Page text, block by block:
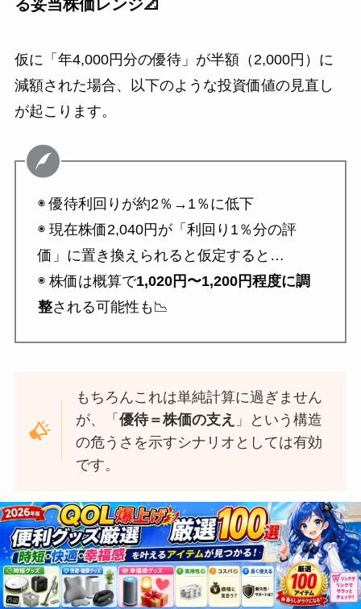
る妥当株価レンジ📐
仮に「年4,000円分の優待」が半額（2,000円）に
減額された場合、以下のような投資価値の見直し
が起こります。
◉ 優待利回りが約2％→1％に低下
◉ 現在株価2,040円が「利回り1％分の評
価」に置き換えられると仮定すると…
◉ 株価は概算で1,020円〜1,200円程度に調
整される可能性も📉
もちろんこれは単純計算に過ぎません
が、「優待＝株価の支え 」という構造
の危うさを示すシナリオとしては有効
です。